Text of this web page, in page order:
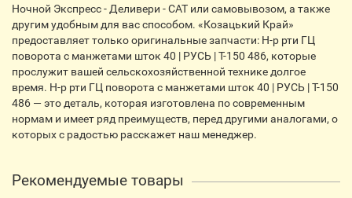
Ночной Экспресс - Деливери - CАТ или самовывозом, а также
другим удобным для вас способом. «Козацький Край»
предоставляет только оригинальные запчасти: Н-р рти ГЦ
поворота с манжетами шток 40 | РУСЬ | Т-150 486, которые
прослужит вашей сельскохозяйственной технике долгое
время. Н-р рти ГЦ поворота с манжетами шток 40 | РУСЬ | Т-150
486 — это деталь, которая изготовлена по современным
нормам и имеет ряд преимуществ, перед другими аналогами, о
которых с радостью расскажет наш менеджер.
Рекомендуемые товары